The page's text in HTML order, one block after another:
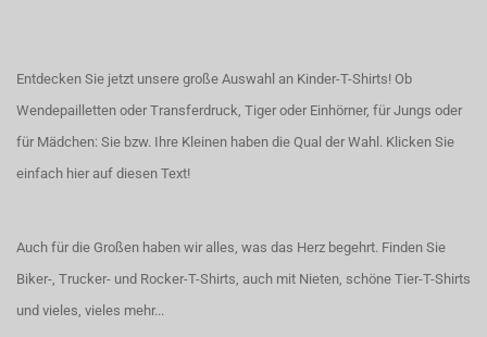
Entdecken Sie jetzt unsere große Auswahl an Kinder-T-Shirts! Ob
Wendepailletten oder Transferdruck, Tiger oder Einhörner, für Jungs oder
für Mädchen: Sie bzw. Ihre Kleinen haben die Qual der Wahl. Klicken Sie
einfach hier auf diesen Text!
Auch für die Großen haben wir alles, was das Herz begehrt. Finden Sie
Biker-, Trucker- und Rocker-T-Shirts, auch mit Nieten, schöne Tier-T-Shirts
und vieles, vieles mehr...